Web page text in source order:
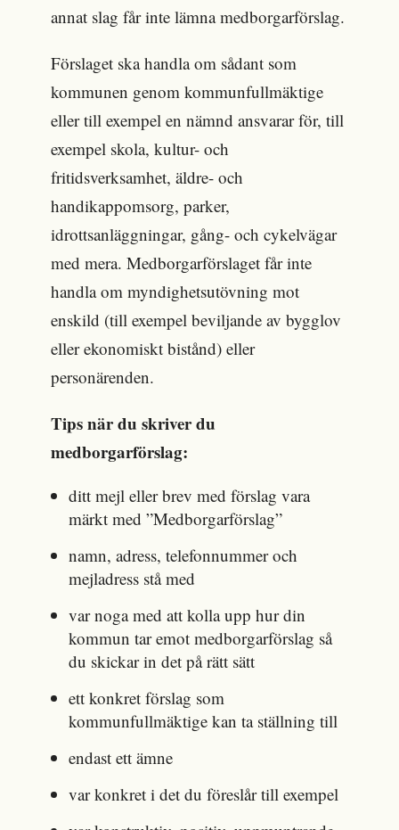
annat slag får inte lämna medborgarförslag.
Förslaget ska handla om sådant som
kommunen genom kommunfullmäktige
eller till exempel en nämnd ansvarar för, till
exempel skola, kultur- och
fritidsverksamhet, äldre- och
handikappomsorg, parker,
idrottsanläggningar, gång- och cykelvägar
med mera. Medborgarförslaget får inte
handla om myndighetsutövning mot
enskild (till exempel beviljande av bygglov
eller ekonomiskt bistånd) eller
personärenden.
Tips när du skriver du
medborgarförslag:
ditt mejl eller brev med förslag vara
märkt med ”Medborgarförslag”
namn, adress, telefonnummer och
mejladress stå med
var noga med att kolla upp hur din
kommun tar emot medborgarförslag så
du skickar in det på rätt sätt
ett konkret förslag som
kommunfullmäktige kan ta ställning till
endast ett ämne
var konkret i det du föreslår till exempel